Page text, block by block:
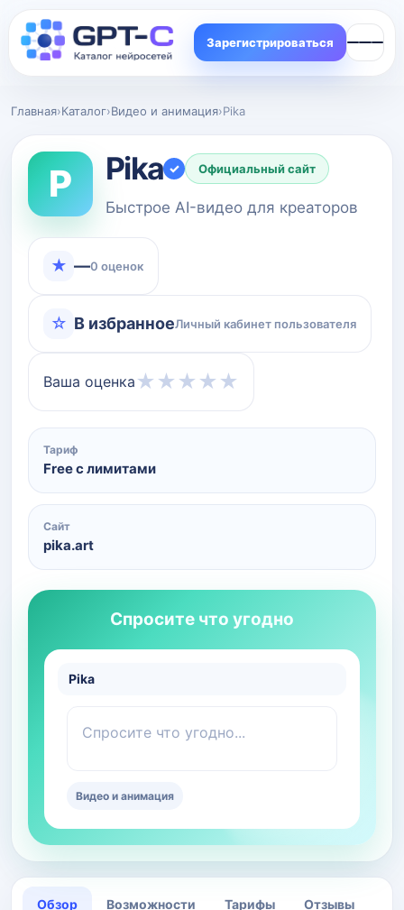
Зарегистрироваться
Главная›Каталог›Видео и анимация›Pika
P Pika ✓ Официальный сайт
Быстрое AI-видео для креаторов
★ —0 оценок
☆ В избранноеЛичный кабинет пользователя
Ваша оценка ★ ★ ★ ★ ★
Тариф
Free с лимитами
Сайт
pika.art
Спросите что угодно
Pika
Спросите что угодно...
Видео и анимация
Обзор Возможности Тарифы Отзывы